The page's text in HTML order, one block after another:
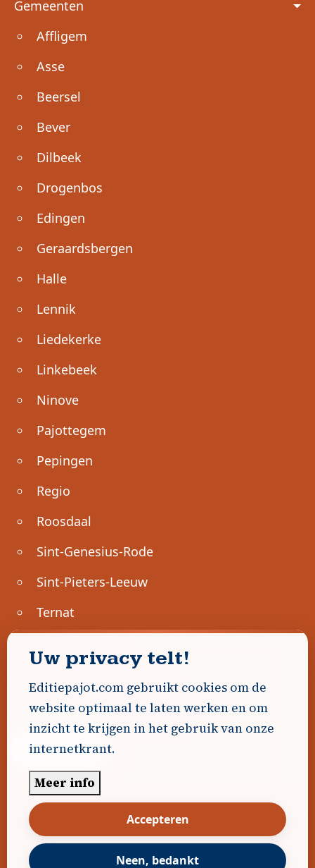
Gemeenten
Affligem
Asse
Beersel
Bever
Dilbeek
Drogenbos
Edingen
Geraardsbergen
Halle
Lennik
Liedekerke
Linkebeek
Ninove
Pajottegem
Pepingen
Regio
Roosdaal
Sint-Genesius-Rode
Sint-Pieters-Leeuw
Ternat
Geen advertenties gevonden.
Uw advertentie hier? Contacteer ons!
Word Partner!
© 2026 Editiepajot.com
Algemene voorwaarden
|Disclaimer Privacybeleid Cookiebeleid|
Gerealiseerd doorDavidHosse.net
Uw privacy telt!
Editiepajot.com gebruikt cookies om de
website optimaal te laten werken en om
inzicht te krijgen in het gebruik van onze
internetkrant.
Meer info
Accepteren
Neen, bedankt